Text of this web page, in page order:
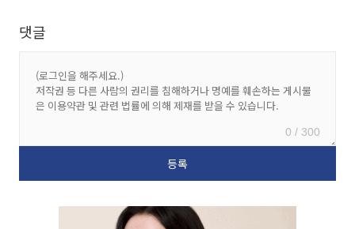
댓글
0 / 300